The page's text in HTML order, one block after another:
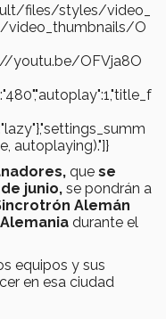
files/styles/video_
video_thumbnails/O
youtu.be/OFVja8O
autoplaying)."]}
que se
junio, se pondrán a
Alemán
durante el
equipos y sus
en esa ciudad